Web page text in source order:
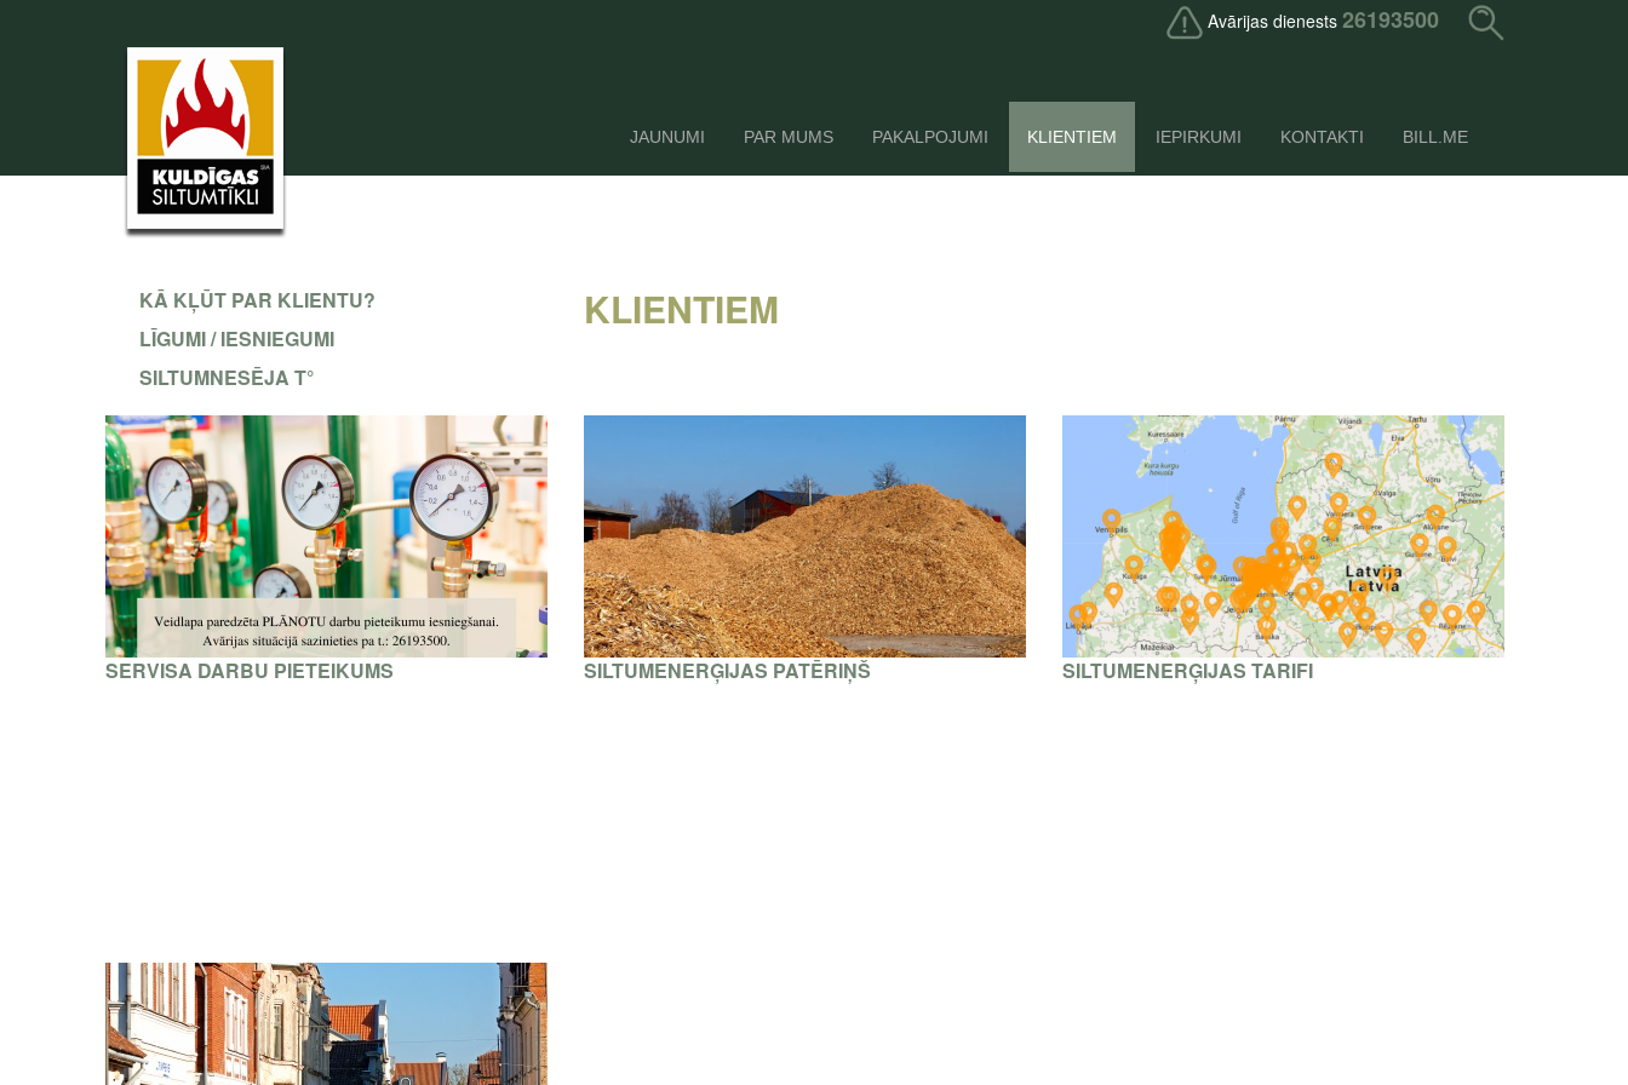
Avārijas dienests 26193500
JAUNUMI PAR MUMS PAKALPOJUMI KLIENTIEM IEPIRKUMI KONTAKTI BILL.ME
KĀ KĻŪT PAR KLIENTU?
LĪGUMI / IESNIEGUMI
SILTUMNESĒJA T°
KLIENTIEM
SERVISA DARBU PIETEIKUMS SILTUMENERĢIJAS PATĒRIŅŠ SILTUMENERĢIJAS TARIFI